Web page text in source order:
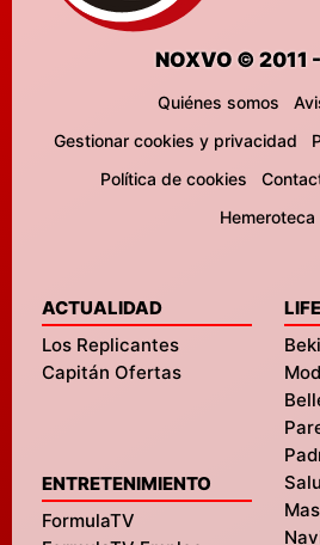
NOXVO © 2011
Quiénes somos
Gestionar cookies y privacidad
Política de cookies
Hemeroteca
ACTUALIDAD
Los Replicantes
Capitán Ofertas
ENTRETENIMIENTO
FormulaTV